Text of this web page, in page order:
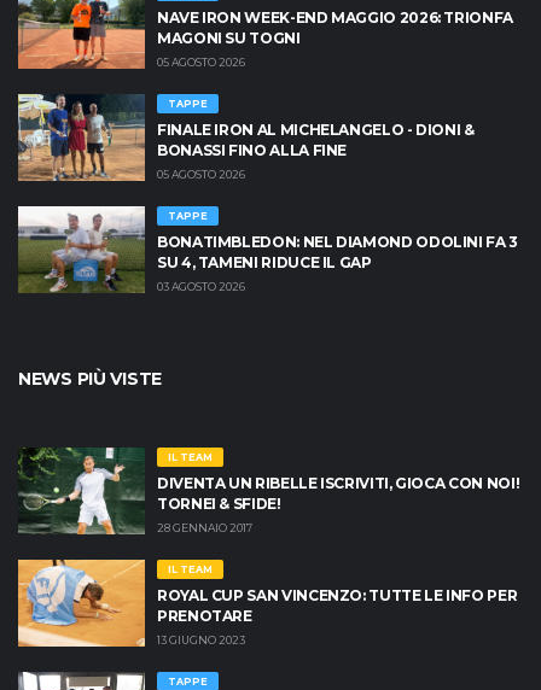
NAVE IRON WEEK-END MAGGIO 2026: TRIONFA
MAGONI SU TOGNI
05 AGOSTO 2026
TAPPE
FINALE IRON AL MICHELANGELO - DIONI &
BONASSI FINO ALLA FINE
05 AGOSTO 2026
TAPPE
BONATIMBLEDON: NEL DIAMOND ODOLINI FA 3
SU 4, TAMENI RIDUCE IL GAP
03 AGOSTO 2026
NEWS PIÙ VISTE
IL TEAM
DIVENTA UN RIBELLE ISCRIVITI, GIOCA CON NOI!
TORNEI & SFIDE!
28 GENNAIO 2017
IL TEAM
ROYAL CUP SAN VINCENZO: TUTTE LE INFO PER
PRENOTARE
13 GIUGNO 2023
TAPPE